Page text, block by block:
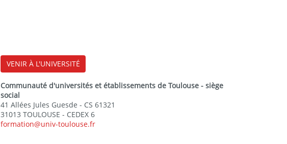
VENIR À L'UNIVERSITÉ
Communauté d'universités et établissements de Toulouse - siège
social
41 Allées Jules Guesde - CS 61321
31013 TOULOUSE - CEDEX 6
formation@univ-toulouse.fr